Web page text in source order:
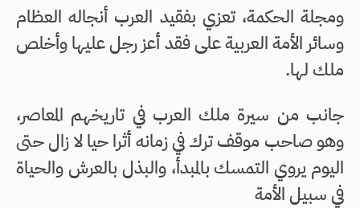
ومجلة الحكمة، تعزي بفقيد العرب أنجاله العظام
وسائر الأمة العربية على فقد أعز رجل عليها وأخلص
ملك لها.
جانب من سيرة ملك العرب في تاريخهم المعاصر،
وهو صاحب موقف ترك في زمانه أثرا حيا لا زال حتى
اليوم يروي التمسك بالمبدأ، والبذل بالعرش والحياة
في سبيل الأمة